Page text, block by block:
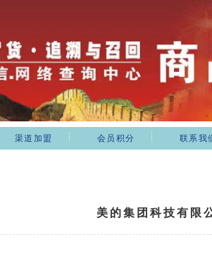
渠道加盟 会员积分 联系我
美的集团科技有限